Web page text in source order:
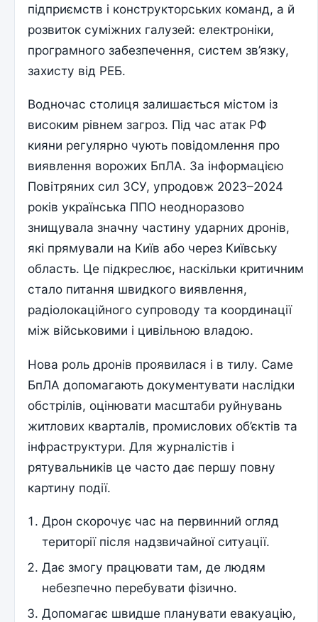
підприємств і конструкторських команд, а й
розвиток суміжних галузей: електроніки,
програмного забезпечення, систем зв’язку,
захисту від РЕБ.
Водночас столиця залишається містом із
високим рівнем загроз. Під час атак РФ
кияни регулярно чують повідомлення про
виявлення ворожих БпЛА. За інформацією
Повітряних сил ЗСУ, упродовж 2023–2024
років українська ППО неодноразово
знищувала значну частину ударних дронів,
які прямували на Київ або через Київську
область. Це підкреслює, наскільки критичним
стало питання швидкого виявлення,
радіолокаційного супроводу та координації
між військовими і цивільною владою.
Нова роль дронів проявилася і в тилу. Саме
БпЛА допомагають документувати наслідки
обстрілів, оцінювати масштаби руйнувань
житлових кварталів, промислових об’єктів та
інфраструктури. Для журналістів і
рятувальників це часто дає першу повну
картину події.
Дрон скорочує час на первинний огляд
території після надзвичайної ситуації.
Дає змогу працювати там, де людям
небезпечно перебувати фізично.
Допомагає швидше планувати евакуацію,